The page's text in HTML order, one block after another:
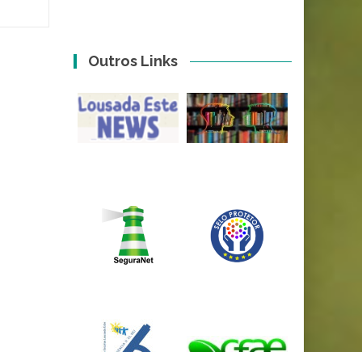
Outros Links